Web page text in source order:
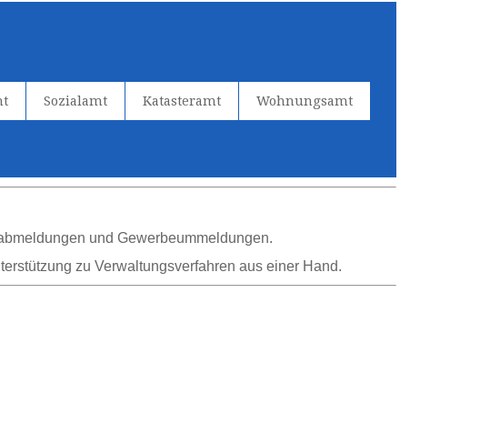
Sozialamt Katasteramt Wohnungsamt
und Gewerbeummeldungen.
zu Verwaltungsverfahren aus einer Hand.